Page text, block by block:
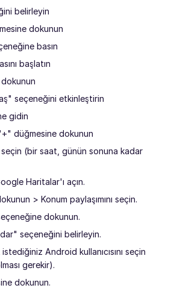
belirleyin
dokunun
basın
başlatın
seçeneğini etkinleştirin
gidin
düğmesine dokunun
seçin (bir saat, günün sonuna kadar
Haritalar'ı açın.
> Konum paylaşımını seçin.
dokunun.
seçeneğini belirleyin.
Android kullanıcısını seçin
gerekir).
dokunun.